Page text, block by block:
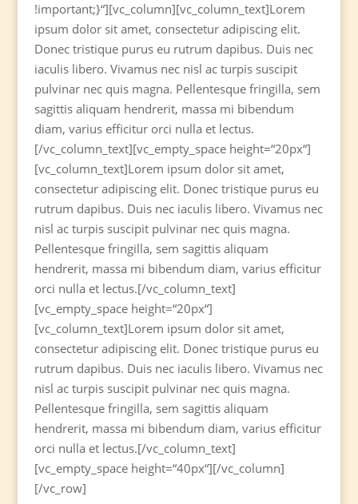
!important;}“][vc_column][vc_column_text]Lorem
ipsum dolor sit amet, consectetur adipiscing elit.
Donec tristique purus eu rutrum dapibus. Duis nec
iaculis libero. Vivamus nec nisl ac turpis suscipit
pulvinar nec quis magna. Pellentesque fringilla, sem
sagittis aliquam hendrerit, massa mi bibendum
diam, varius efficitur orci nulla et lectus.
[/vc_column_text][vc_empty_space height=“20px“]
[vc_column_text]Lorem ipsum dolor sit amet,
consectetur adipiscing elit. Donec tristique purus eu
rutrum dapibus. Duis nec iaculis libero. Vivamus nec
nisl ac turpis suscipit pulvinar nec quis magna.
Pellentesque fringilla, sem sagittis aliquam
hendrerit, massa mi bibendum diam, varius efficitur
orci nulla et lectus.[/vc_column_text]
[vc_empty_space height=“20px“]
[vc_column_text]Lorem ipsum dolor sit amet,
consectetur adipiscing elit. Donec tristique purus eu
rutrum dapibus. Duis nec iaculis libero. Vivamus nec
nisl ac turpis suscipit pulvinar nec quis magna.
Pellentesque fringilla, sem sagittis aliquam
hendrerit, massa mi bibendum diam, varius efficitur
orci nulla et lectus.[/vc_column_text]
[vc_empty_space height=“40px“][/vc_column]
[/vc_row]